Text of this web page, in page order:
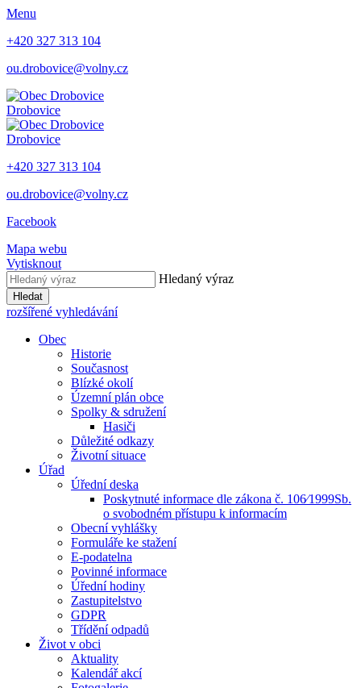
Menu
+420 327 313 104
ou.drobovice@volny.cz
Drobovice
Drobovice
+420 327 313 104
ou.drobovice@volny.cz
Facebook
Mapa webu
Vytisknout
Hledaný výraz
Hledat
rozšířené vyhledávání
Obec
Historie
Současnost
Blízké okolí
Územní plán obce
Spolky & sdružení
Hasiči
Důležité odkazy
Životní situace
Úřad
Úřední deska
Poskytnuté informace dle zákona č. 106⁄1999Sb.
o svobodném přístupu k informacím
Obecní vyhlášky
Formuláře ke stažení
E-podatelna
Povinné informace
Úřední hodiny
Zastupitelstvo
GDPR
Třídění odpadů
Život v obci
Aktuality
Kalendář akcí